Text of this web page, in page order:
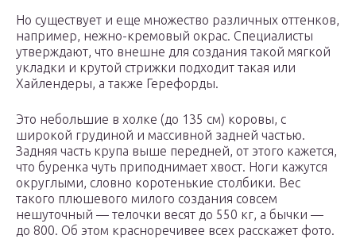
Но существует и еще множество различных оттенков,
например, нежно-кремовый окрас. Специалисты
утверждают, что внешне для создания такой мягкой
укладки и крутой стрижки подходит такая или
Хайлендеры, а также Герефорды.
Это небольшие в холке (до 135 см) коровы, с
широкой грудиной и массивной задней частью.
Задняя часть крупа выше передней, от этого кажется,
что буренка чуть приподнимает хвост. Ноги кажутся
округлыми, словно коротенькие столбики. Вес
такого плюшевого милого создания совсем
нешуточный — телочки весят до 550 кг, а бычки —
до 800. Об этом красноречивее всех расскажет фото.